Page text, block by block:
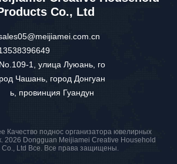
Co., Ltd
No.109-1, улица Луюань, го
род Чашань, город Донгуан
ь, провинция Гуандун
Качество поднос организатора ювелирных
2026 Dongguan Meijiamei Creative Household
Co., Ltd Все. Все права защищены.